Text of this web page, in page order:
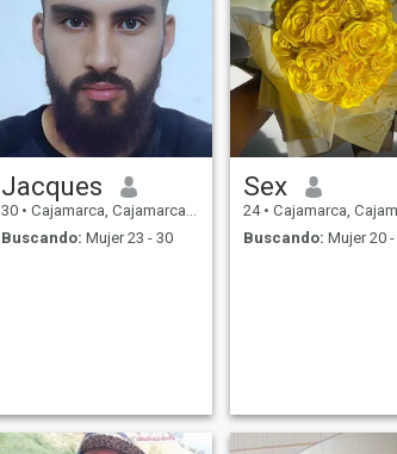
Jacques
30 • Cajamarca, Cajamarca, Perú
Buscando: Mujer 23 - 30
Sex
24 • Cajamarca,
Buscando: Mujer 20